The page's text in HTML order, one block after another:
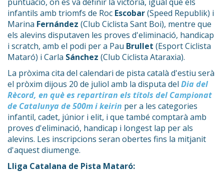
infantils amb triomfs de Roc Escobar(Speed Republik) i
Marina Fernández (Club Ciclista Sant Boi), mentre que
els alevins disputaven les proves d'eliminació, handicap
i scratch, amb el podi per a Pau Brullet (Esport Ciclista
Mataró) i Carla Sánchez (Club Ciclista Ataraxia).
La pròxima cita del calendari de pista català d'estiu serà
el pròxim dijous 20 de juliol amb la disputa del Dia del
Rècord, en què es repartiran els títols del Campionat
de Catalunya de 500m i keirin per a les categories
infantil, cadet, júnior i elit, i que també comptarà amb
proves d'eliminació, handicap i longest lap per als
alevins. Les inscripcions seran obertes fins la mitjanit
d'aquest diumenge.
Lliga Catalana de Pista Mataró: